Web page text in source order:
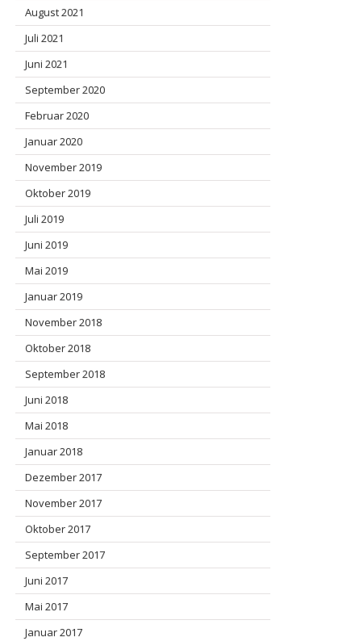
August 2021
Juli 2021
Juni 2021
September 2020
Februar 2020
Januar 2020
November 2019
Oktober 2019
Juli 2019
Juni 2019
Mai 2019
Januar 2019
November 2018
Oktober 2018
September 2018
Juni 2018
Mai 2018
Januar 2018
Dezember 2017
November 2017
Oktober 2017
September 2017
Juni 2017
Mai 2017
Januar 2017